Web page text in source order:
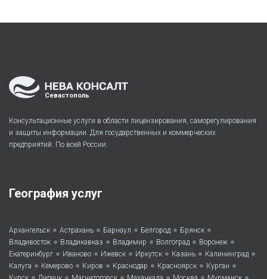
Севастополь
Консультационные услуги в области лицензирования, саморегулирования
и защиты информации. Для государственных и коммерческих
предприятий. По всей России.
География услуг
Архангельск • Астрахань • Барнаул • Белгород • Брянск •
Владивосток • Владикавказ • Владимир • Волгоград • Воронеж •
Екатеринбург • Иваново • Ижевск • Иркутск • Казань • Калининград •
Калуга • Кемерово • Киров • Краснодар • Красноярск • Курган •